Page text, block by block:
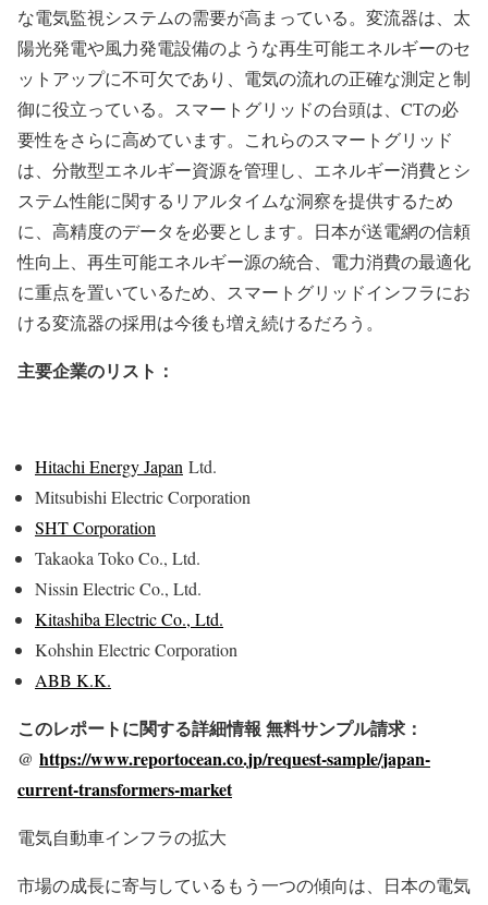
な電気監視システムの需要が高まっている。変流器は、太
陽光発電や風力発電設備のような再生可能エネルギーのセ
ットアップに不可欠であり、電気の流れの正確な測定と制
御に役立っている。スマートグリッドの台頭は、CTの必
要性をさらに高めています。これらのスマートグリッド
は、分散型エネルギー資源を管理し、エネルギー消費とシ
ステム性能に関するリアルタイムな洞察を提供するため
に、高精度のデータを必要とします。日本が送電網の信頼
性向上、再生可能エネルギー源の統合、電力消費の最適化
に重点を置いているため、スマートグリッドインフラにお
ける変流器の採用は今後も増え続けるだろう。
主要企業のリスト：
Hitachi Energy Japan Ltd.
Mitsubishi Electric Corporation
SHT Corporation
Takaoka Toko Co., Ltd.
Nissin Electric Co., Ltd.
Kitashiba Electric Co., Ltd.
Kohshin Electric Corporation
ABB K.K.
このレポートに関する詳細情報 無料サンプル請求：
@ https://www.reportocean.co.jp/request-sample/japan-
current-transformers-market
電気自動車インフラの拡大
市場の成長に寄与しているもう一つの傾向は、日本の電気